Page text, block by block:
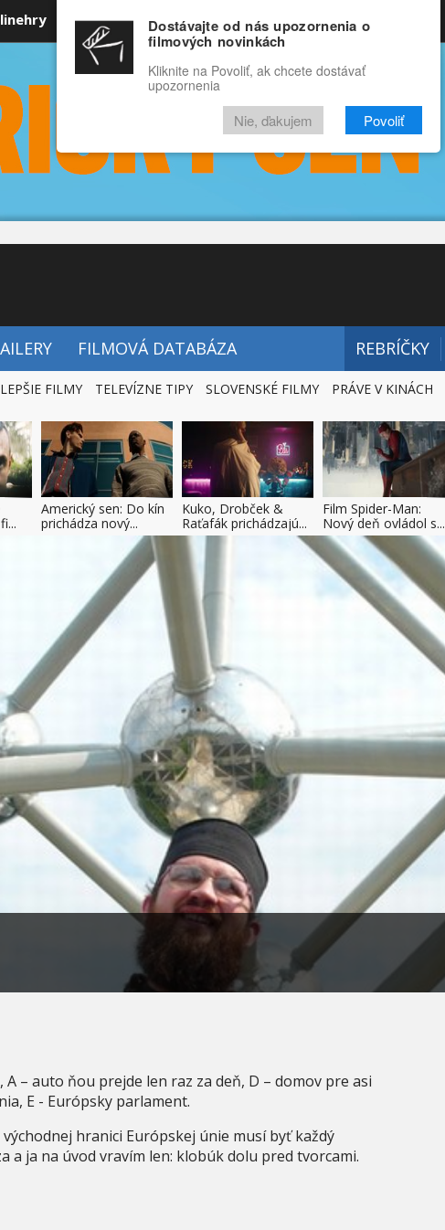
Rozprávky Funny Docu
RECENZIE VIDEÁ FILMY
FILMOVÁ DATABÁZA REBRÍČKY
FILMY TELEVÍZNE TIPY SLOVENSKÉ FILMY PRÁVE V KINÁCH
Americký sen: Do kín
prichádza nový...
Kuko, Drobček &
Raťafák prichádzajú...
Film Spider-Man:
Nový deň ovládol s...
– auto ňou prejde len raz za deň, D – domov pre asi
E - Európsky parlament.
hranici Európskej únie musí byť každý
a ja na úvod vravím len: klobúk dolu pred tvorcami.
Dostávajte od nás upozornenia o
filmových novinkách
Kliknite na Povoliť, ak chcete dostávať
upozornenia
Nie, ďakujem Povoliť